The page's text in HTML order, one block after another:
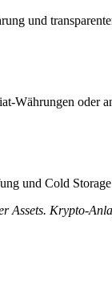
und
Währungen oder
und Cold
Krypto-